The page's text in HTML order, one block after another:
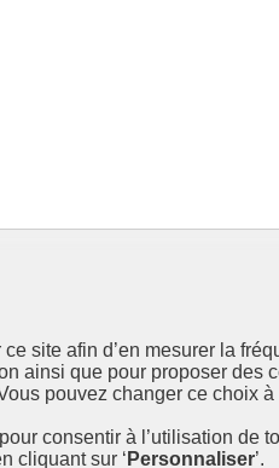
site afin d’en mesurer la
ainsi que pour proposer des
pouvez changer ce choix
pour consentir à l’utilisation de
cliquant sur ‘ Personnaliser’.